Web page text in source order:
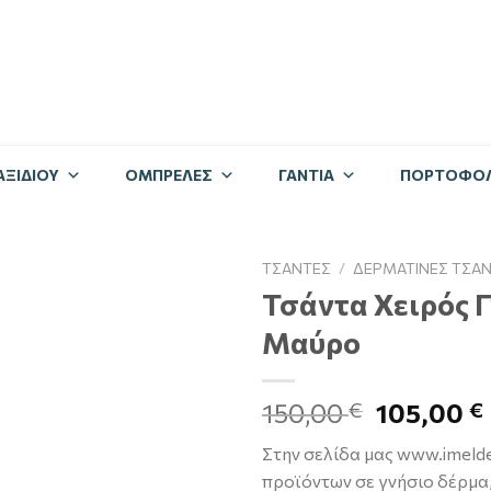
ΟΜΠΡΈΛΕΣ ΓΆΝΤΙΑ
ΤΣΆΝΤΕΣ / ΔΕΡΜΆΤΙΝΕΣ
Τσάντα Χειρός
Μαύρο
150,00€ 105,00€
Στην σελίδα μας
προϊόντων σε γνήσιο